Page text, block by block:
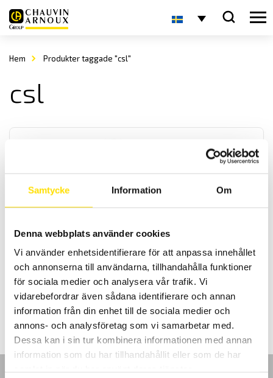
Samtycke Information Om
Denna webbplats använder cookies
Vi använder enhetsidentifierare för att anpassa innehållet
och annonserna till användarna, tillhandahålla funktioner
för sociala medier och analysera vår trafik. Vi
vidarebefordrar även sådana identifierare och annan
information från din enhet till de sociala medier och
annons- och analysföretag som vi samarbetar med.
Dessa kan i sin tur kombinera informationen med annan
information som du har tillhandahållit eller som de har
Hem Produkter taggade "csl"
csl
Vi har ett brett sortiment av digitala lägesgivare samt
lampindikatorer för manöverpaneler och apparatskåp. De kan fås
med olika färger samt för olika spänningar vilket anges vid
beställning.
LÄS MER